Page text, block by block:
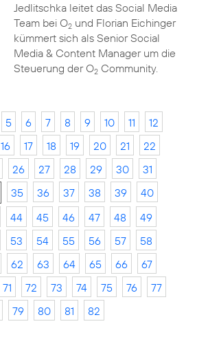
Jedlitschka leitet das Social Media
Team bei O2und Florian Eichinger
kümmert sich als Senior Social
Media & Content Manager um die
Steuerung der O2Community.
5 6 7 8 9 10 11
12
16 17 18 19 20 21
22
26 27 28 29 30
31
35 36 37 38 39
40
44 45 46 47 48
49
53 54 55 56 57
58
62 63 64 65 66
67
71 72 73 74 75 76
77
79 80 81 82